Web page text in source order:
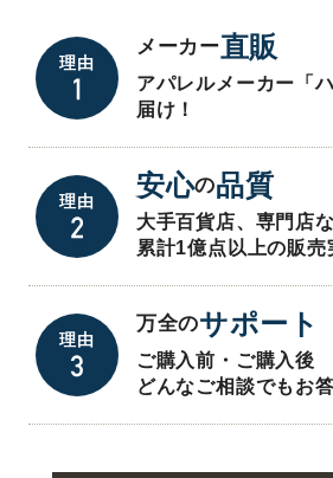
理由
メーカー直販
アパレルメーカー「
届け！
理由
安心の品質
大手百貨店、専門店
累計1億点以上の販売
理由
万全のサポート
ご購入前・ご購入後
どんなご相談でもお